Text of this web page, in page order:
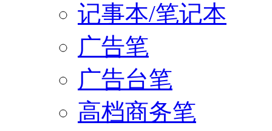
记事本/笔记本
广告笔
广告台笔
高档商务笔